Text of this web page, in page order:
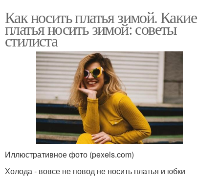
Как носить платья зимой. Какие
платья носить зимой: советы
стилиста
Иллюстративное фото (pexels.com)
Холода - вовсе не повод не носить платья и юбки